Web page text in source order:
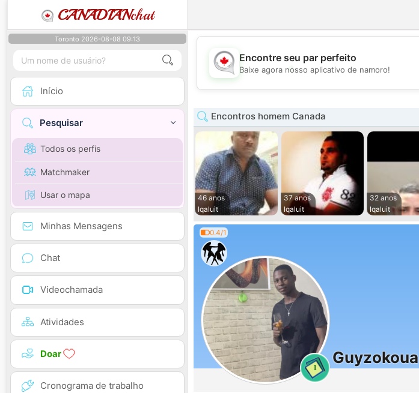
CANADIANchat
Toronto 2026-08-08 09:13
Início
Pesquisar
Todos os perfis
Matchmaker
Usar o mapa
Minhas Mensagens
Chat
Videochamada
Atividades
Doar
Cronograma de trabalho
💖
Encontre seu par perfeito
Baixe agora nosso aplicativo de namoro!
Encontros homem Canada
46 anos
Iqaluit
37 anos
Iqaluit
32 anos
Iqaluit
0.4/1
1
Guyzokoua